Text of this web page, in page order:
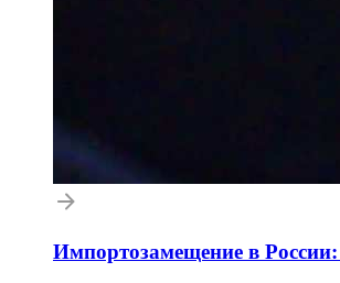
Импортозамещение в России: